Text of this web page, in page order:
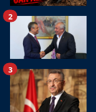
2
3